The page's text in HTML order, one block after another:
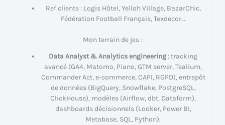
Ref clients : Logis Hôtel, Yelloh Village, BazarChic,
Fédération Football Français, Texdecor…
Mon terrain de jeu :
Data Analyst & Analytics engineering : tracking
avancé (GA4, Matomo, Piano, GTM server, Tealium,
Commander Act, e-commerce, CAPI, RGPD), entrepôt
de données (BigQuery, Snowflake, PostgreSQL,
ClickHouse), modèles (Airflow, dbt, Dataform),
dashboards décisionnels (Looker, Power BI,
Metabase, SQL, Python).